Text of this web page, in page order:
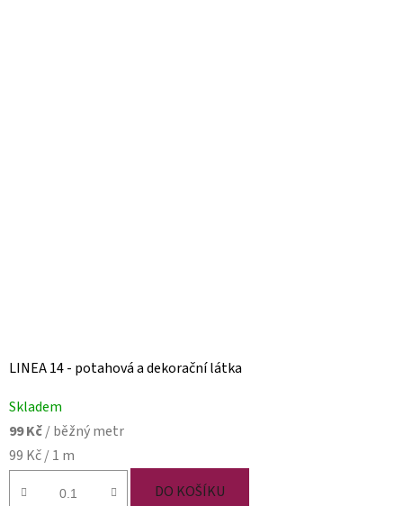
LINEA 14 - potahová a dekorační látka
Skladem
99 Kč/ běžný metr
Měrná
99 Kč / 1 m
DO KOŠÍKU